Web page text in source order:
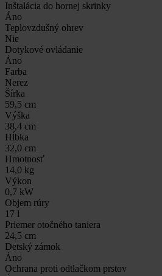
Inštalácia do hornej skrinky
Áno
Teplovzdušný ohrev
Nie
Dotykové ovládanie
Áno
Farba
Nerez
Šírka
59,5 cm
Výška
38,4 cm
Hĺbka
32,0 cm
Hmotnosť
14,0 kg
Výkon
0,7 kW
Objem rúry
17 l
Priemer otočného taniera
24,5 cm
Detský zámok
Áno
Ochrana proti odtlačkom prstov